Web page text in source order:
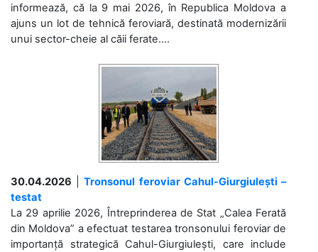
informează, că la 9 mai 2026, în Republica Moldova a
ajuns un lot de tehnică feroviară, destinată modernizării
unui sector-cheie al căii ferate....
30.04.2026 |Tronsonul feroviar Cahul-Giurgiulești –
testat
La 29 aprilie 2026, Întreprinderea de Stat „Calea Ferată
din Moldova” a efectuat testarea tronsonului feroviar de
importanță strategică Cahul-Giurgiulești, care include